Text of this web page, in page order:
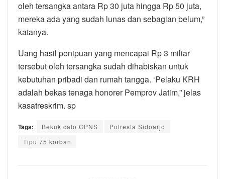
oleh tersangka antara Rp 30 juta hingga Rp 50 juta,
mereka ada yang sudah lunas dan sebagian belum,”
katanya.
Uang hasil penipuan yang mencapai Rp 3 miliar
tersebut oleh tersangka sudah dihabiskan untuk
kebutuhan pribadi dan rumah tangga. ‘Pelaku KRH
adalah bekas tenaga honorer Pemprov Jatim,” jelas
kasatreskrim. sp
Tags: Bekuk calo CPNS
Polresta Sidoarjo
Tipu 75 korban